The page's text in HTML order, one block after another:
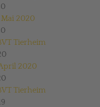
2020
Tierheim
2020
Tierheim